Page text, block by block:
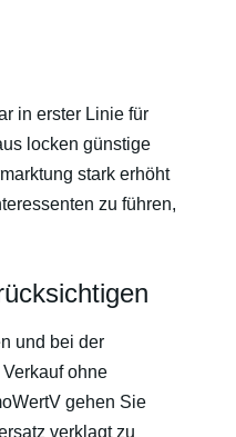
in erster Linie für
locken günstige
stark erhöht
zu führen,
und bei der
ohne
gehen Sie
verklagt zu